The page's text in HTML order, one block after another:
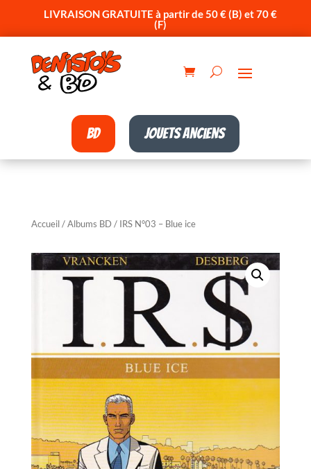
LIVRAISON GRATUITE à partir de 50 € (B) et 70 €
(F)
BD Jouets anciens
Accueil/Albums BD / IRS N°03 – Blue ice